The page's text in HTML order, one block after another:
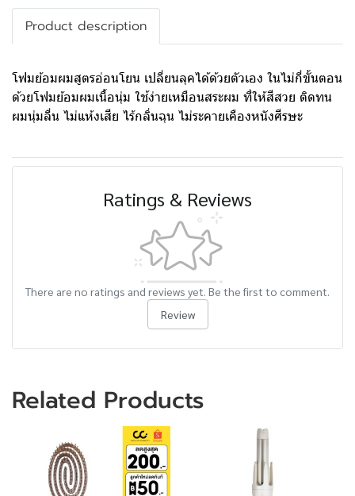
Product description
โฟมย้อมผมสูตรอ่อนโยน เปลี่ยนลุคได้ด้วยตัวเอง ในไม่กี่ขั้นตอน
ด้วยโฟมย้อมผมเนื้อนุ่ม ใช้ง่ายเหมือนสระผม ที่ให้สีสวย ติดทน
ผมนุ่มลื่น ไม่แห้งเสีย ไร้กลิ่นฉุน ไม่ระคายเคืองหนังศีรษะ
Ratings & Reviews
There are no ratings and reviews yet. Be the first to comment.
Review
Related Products